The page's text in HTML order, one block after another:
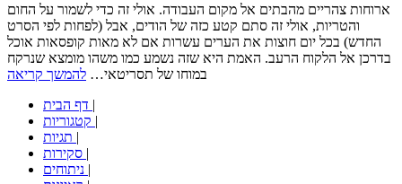
ארוחות צהריים מהבתים אל מקום העבודה. אולי זה כדי לשמור על החום
והטריות, אולי זה סתם קטע כזה של הודים, אבל (לפחות לפי הסרט
החדש) בכל יום חוצות את הערים עשרות אם לא מאות קופסאות אוכל
בדרכן אל הלקוח הרעב. האמת היא שזה נשמע כמו משהו מומצא שנרקח
במוחו של תסריטאי… להמשך קריאה
|
|
|
|
|